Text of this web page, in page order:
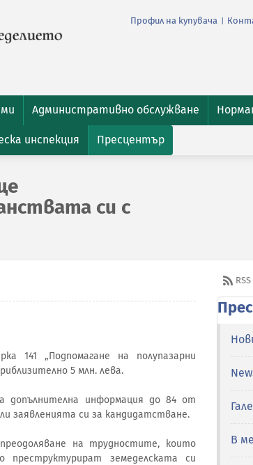
Профил на купувача
Административно обслужване
инспекция Пресцентър
си с
141 „Подпомагане на полупазарни
5 млн. лева.
допълнителна информация до 84 от
заявленията си за кандидатстване.
на трудностите, които
преструктурират земеделската си
RSS
В